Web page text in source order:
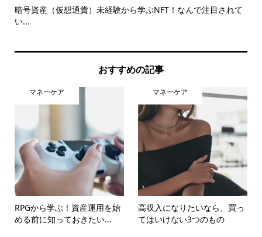
暗号資産（仮想通貨）未経験から学ぶNFT！なんで注目されて
い...
おすすめの記事
マネーケア
RPGから学ぶ！資産運用を始
める前に知っておきたい...
マネーケア
高収入になりたいなら、買っ
てはいけない3つのもの